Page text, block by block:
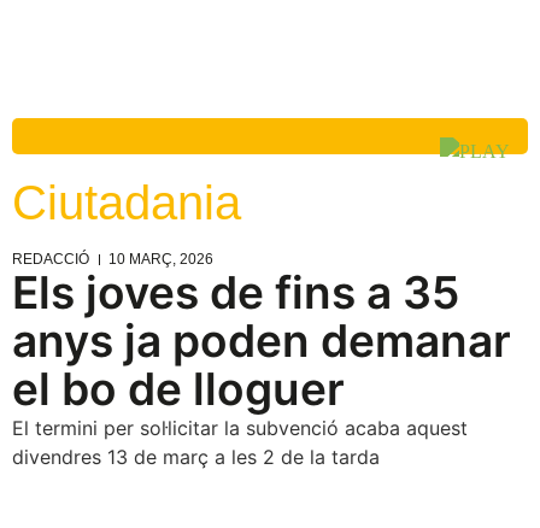
Ciutadania
REDACCIÓ 10 MARÇ, 2026
Els joves de fins a 35
anys ja poden demanar
el bo de lloguer
El termini per sol·licitar la subvenció acaba aquest
divendres 13 de març a les 2 de la tarda